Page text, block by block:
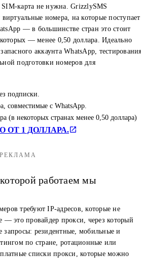
SIM-карта не нужна. GrizzlySMS
виртуальные номера, на которые поступает
— в большинстве стран это стоит
— менее 0,50 доллара. Идеально
аккаунта WhatsApp,
подготовки номеров для
подписки.
совместимые с WhatsApp.
(в некоторых странах менее 0,50 доллара)
ОТ 1 ДОЛЛАРА.
работаем мы
требуют IP-адресов, которые не
— это провайдер прокси, через который
запросы: резидентные, мобильные и
по стране, ротационные или
списки прокси, которые можно